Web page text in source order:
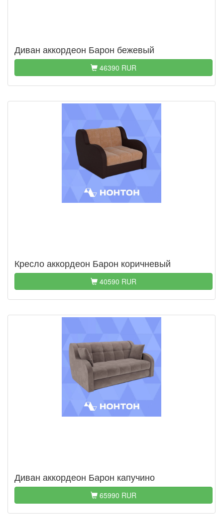
Диван аккордеон Барон бежевый
46390 RUR
Кресло аккордеон Барон коричневый
40590 RUR
Диван аккордеон Барон капучино
65990 RUR